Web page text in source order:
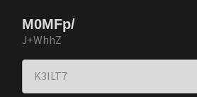
M0MFp/
J+WhhZ